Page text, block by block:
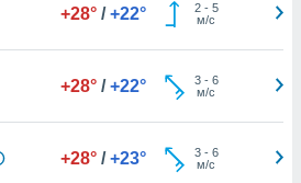
+28° / +22° 2- 5
м/с
+28° / +22° 3- 6
м/с
+28° / +23° 3- 6
м/с